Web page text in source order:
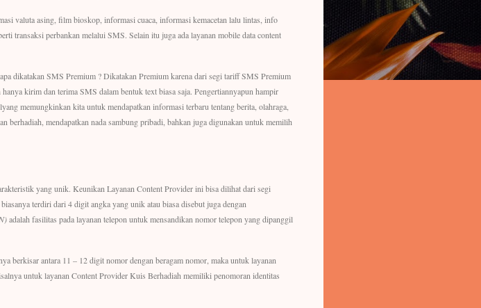
valuta asing, film bioskop, informasi cuaca, informasi kemacetan lalu lintas, info
transaksi perbankan melalui SMS. Selain itu juga ada layanan mobile data content
dikatakan SMS Premium ? Dikatakan Premium karena dari segi tariff SMS Premium
kirim dan terima SMS dalam bentuk text biasa saja. Pengertiannyapun hampir
memungkinkan kita untuk mendapatkan informasi terbaru tentang berita, olahraga,
berhadiah, mendapatkan nada sambung pribadi, bahkan juga digunakan untuk memilih
yang unik. Keunikan Layanan Content Provider ini bisa dilihat dari segi
terdiri dari 4 digit angka yang unik atau biasa disebut juga dengan
adalah fasilitas pada layanan telepon untuk mensandikan nomor telepon yang dipanggil
berkisar antara 11 – 12 digit nomor dengan beragam nomor, maka untuk layanan
untuk layanan Content Provider Kuis Berhadiah memiliki penomoran identitas